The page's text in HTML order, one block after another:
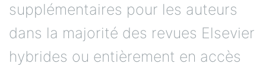
supplémentaires pour les auteurs
dans la majorité des revues Elsevier
hybrides ou entièrement en accès